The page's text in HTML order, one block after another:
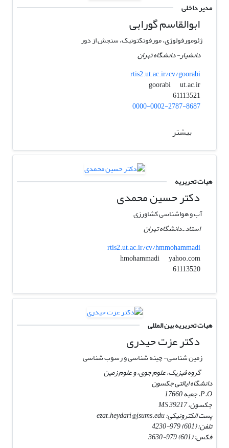
مدیر داخلی
ابوالقاسم گورابی
ژئومورفولوژی، مورفوتکتونیک، سنجش از دور
دانشیار- دانشگاه تهران
rtis2.ut.ac.ir/cv/goorabi
goorabi
ut.ac.ir
0000-0002-2787-8687
بیشتر
هیات تحریریه
دکتر حسین محمدی
آب و هواشناسی کشاورزی
استاد ـ دانشگاه تهران
rtis2.ut.ac.ir/cv/hmmohammadi
hmohammadi
yahoo.com
61113520
هیات تحریریه بین المللی
دکتر عزت حیدری
زمین شناسی- چینه شناسی و رسوب شناسی
گروه فیزیک، علوم جوی، و علوم زمین
دانشگاه ایالتی جکسون
P.O. جعبه 17660
جکسون، MS 39217
پست الکترونیکی: ezat.heydari@jsums.edu
تلفن: (601) 979-4230
فکس: (601) 979-3630